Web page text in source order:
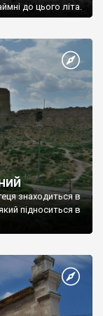
до цього літа.
знаходиться в
підноситься в